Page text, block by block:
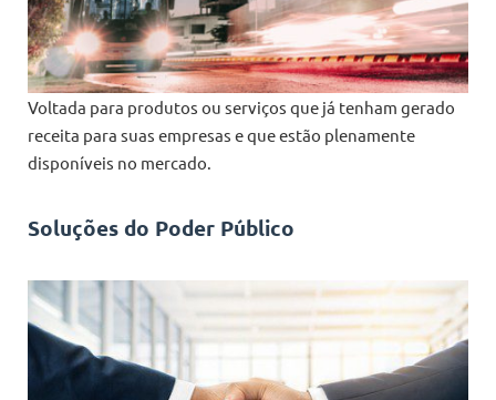
Voltada para produtos ou serviços que já tenham gerado
receita para suas empresas e que estão plenamente
disponíveis no mercado.
Soluções do Poder Público